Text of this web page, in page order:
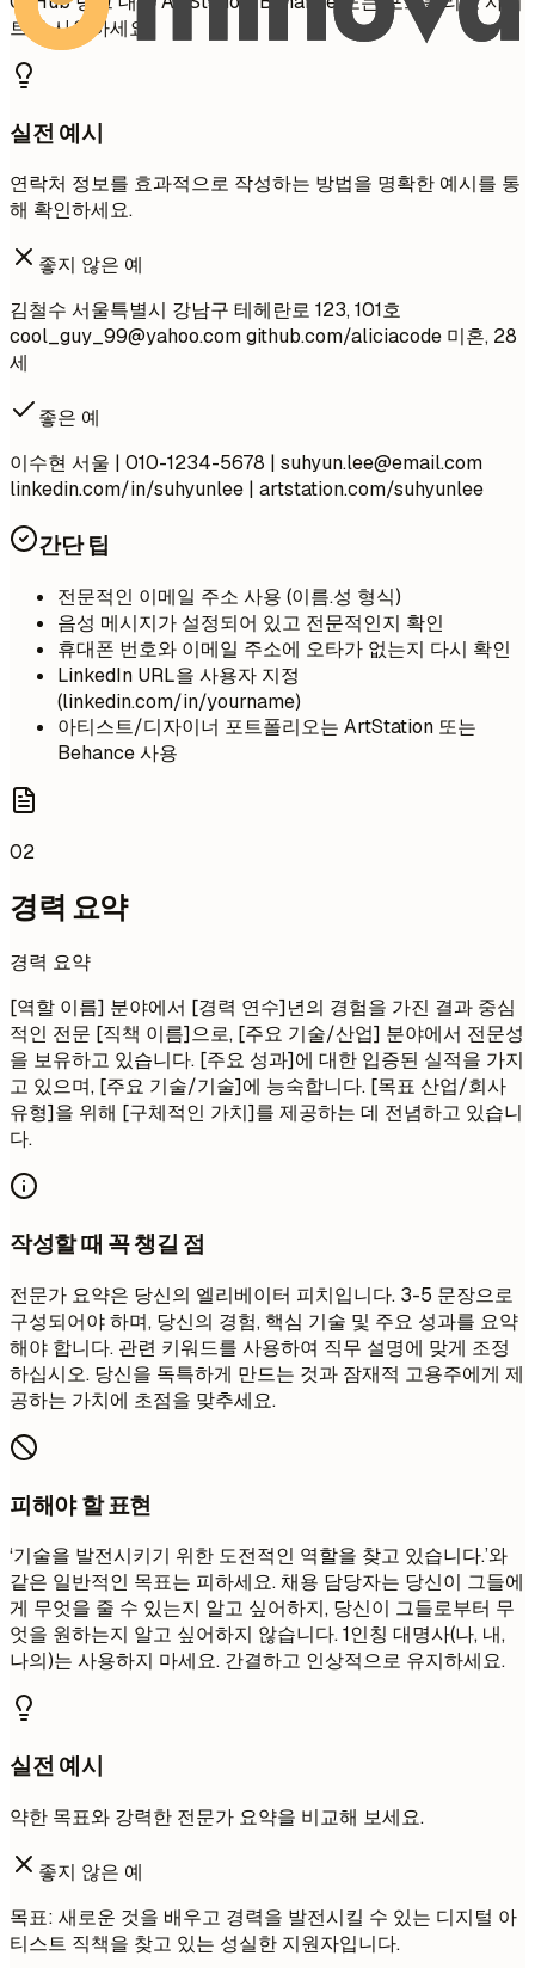
트를 사용하세요.
실전 예시
연락처 정보를 효과적으로 작성하는 방법을 명확한 예시를 통
해 확인하세요.
좋지 않은 예
김철수 서울특별시 강남구 테헤란로 123, 101호
cool_guy_99@yahoo.comgithub.com/aliciacode 미혼, 28
세
좋은 예
이수현 서울 | 010-1234-5678 | suhyun.lee@email.com
linkedin.com/in/suhyunlee | artstation.com/suhyunlee
간단 팁
전문적인 이메일 주소 사용 (이름.성 형식)
음성 메시지가 설정되어 있고 전문적인지 확인
휴대폰 번호와 이메일 주소에 오타가 없는지 다시 확인
LinkedIn URL을 사용자 지정
(linkedin.com/in/yourname)
아티스트/디자이너 포트폴리오는 ArtStation 또는
Behance 사용
02
경력 요약
경력 요약
[역할 이름] 분야에서 [경력 연수]년의 경험을 가진 결과 중심
적인 전문 [직책 이름]으로, [주요 기술/산업] 분야에서 전문성
을 보유하고 있습니다. [주요 성과]에 대한 입증된 실적을 가지
고 있으며, [주요 기술/기술]에 능숙합니다. [목표 산업/회사
유형]을 위해 [구체적인 가치]를 제공하는 데 전념하고 있습니
다.
작성할 때 꼭 챙길 점
전문가 요약은 당신의 엘리베이터 피치입니다. 3-5 문장으로
구성되어야 하며, 당신의 경험, 핵심 기술 및 주요 성과를 요약
해야 합니다. 관련 키워드를 사용하여 직무 설명에 맞게 조정
하십시오. 당신을 독특하게 만드는 것과 잠재적 고용주에게 제
공하는 가치에 초점을 맞추세요.
피해야 할 표현
‘기술을 발전시키기 위한 도전적인 역할을 찾고 있습니다.’와
같은 일반적인 목표는 피하세요. 채용 담당자는 당신이 그들에
게 무엇을 줄 수 있는지 알고 싶어하지, 당신이 그들로부터 무
엇을 원하는지 알고 싶어하지 않습니다. 1인칭 대명사(나, 내,
나의)는 사용하지 마세요. 간결하고 인상적으로 유지하세요.
실전 예시
약한 목표와 강력한 전문가 요약을 비교해 보세요.
좋지 않은 예
목표: 새로운 것을 배우고 경력을 발전시킬 수 있는 디지털 아
티스트 직책을 찾고 있는 성실한 지원자입니다.